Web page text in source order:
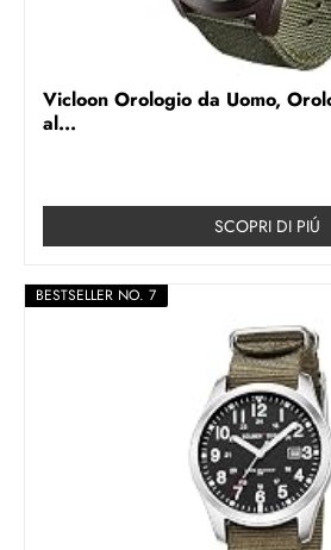
Vicloon Orologio da Uomo,
al...
SCOPRI DI PIÚ
BESTSELLER NO. 7